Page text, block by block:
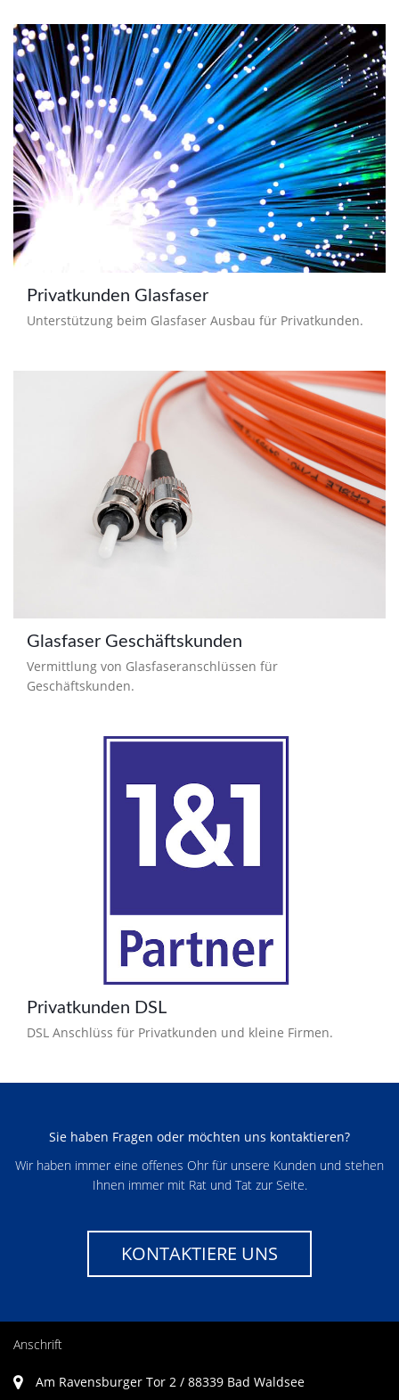
Privatkunden Glasfaser
Unterstützung beim Glasfaser Ausbau für Privatkunden.
Glasfaser Geschäftskunden
Vermittlung von Glasfaseranschlüssen für
Geschäftskunden.
Privatkunden DSL
DSL Anschlüss für Privatkunden und kleine Firmen.
Sie haben Fragen oder möchten uns kontaktieren?
Wir haben immer eine offenes Ohr für unsere Kunden und stehen
Ihnen immer mit Rat und Tat zur Seite.
KONTAKTIERE UNS
Anschrift
Am Ravensburger Tor 2 / 88339 Bad Waldsee